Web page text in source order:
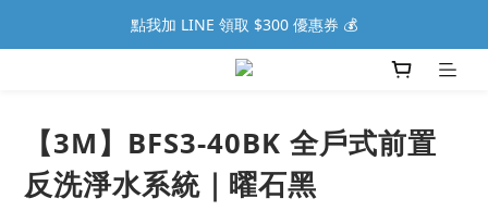
點我加 LINE 領取 $300 優惠券 💰
【3M】BFS3-40BK 全戶式前置
反洗淨水系統｜曜石黑